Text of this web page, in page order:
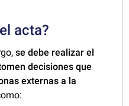
acta?
se debe realizar el
decisiones que
externas a la